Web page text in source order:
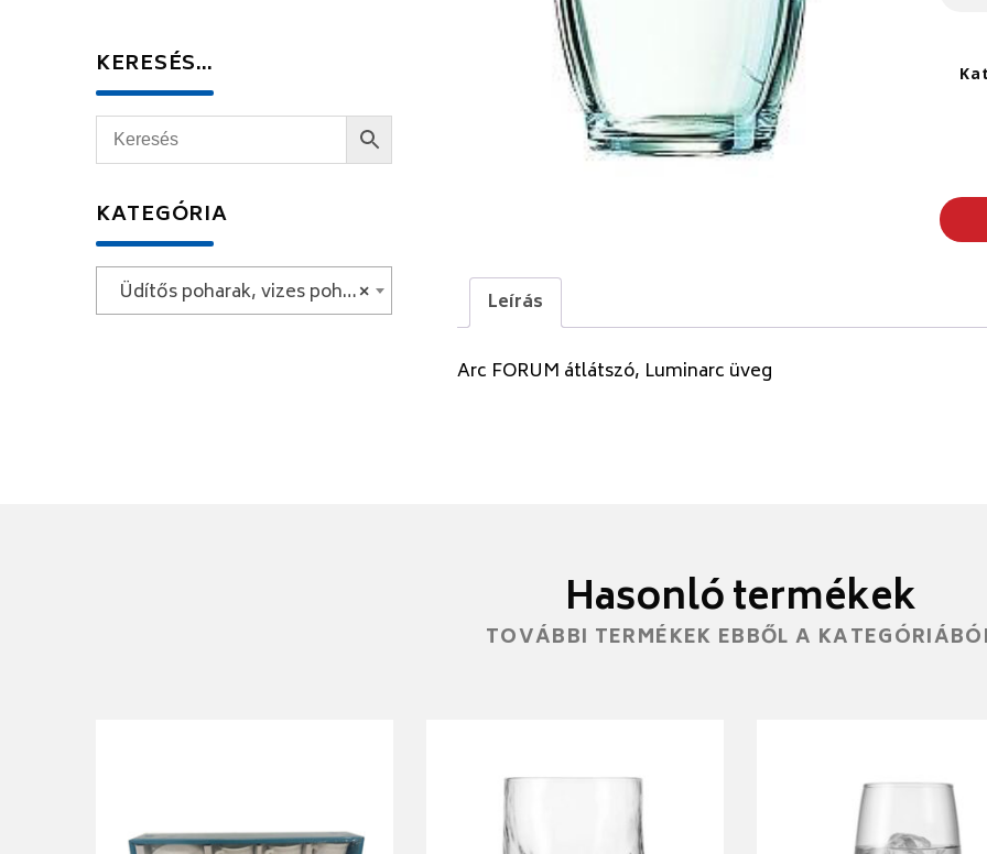
Leírás
Arc FORUM átlátszó, Luminarc üveg
KERESÉS…
KATEGÓRIA
×
Üdítős poharak, vizes poharak, whiskys poharak
Hasonló termékek
TOVÁBBI TERMÉKEK EBBŐL A